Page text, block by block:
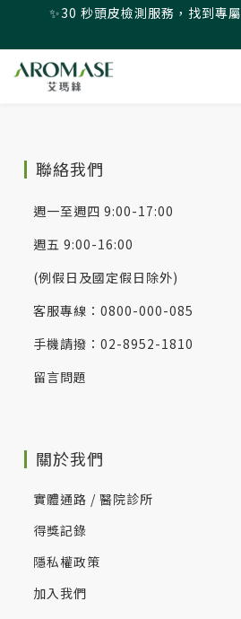
父親節爸氣寵愛👔暖心組合限
✨30 秒頭皮檢測服務，找到
🎁LINE會員綁定再送
聯絡我們
週一至週四 9:00-17:00
週五 9:00-16:00
(例假日及國定假日除外)
客服專線：0800-000-085
手機請撥：02-8952-1810
留言問題
關於我們
實體通路 / 醫院診所
得獎記錄
隱私權政策
加入我們